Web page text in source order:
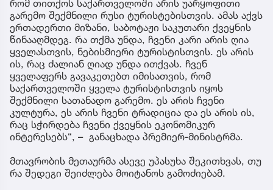
რომ თითქოს საქართველოში არის უარყოფითი
გარემო შექმნილი რუსი ტურისტებისთვის. ამას აქვს
ერთადერთი მიზანი, საბოტაჟი საკუთარი ქვეყნის
წინააღმდეგ. რა თქმა უნდა, ჩვენი კარი არის ღია
ყველასთვის, ნებისმიერი ტურისტისთვის. ეს არის
ის, რაც ძალიან ღიად უნდა ითქვას. ჩვენ
ყველაფერს გავაკეთებთ იმისათვის, რომ
საქართველოში ყველა ტურისტისთვის იყოს
შექმნილი სათანადო გარემო. ეს არის ჩვენი
კულტურა, ეს არის ჩვენი ტრადიცია და ეს არის ის,
რაც სჭირდება ჩვენი ქვეყნის ეკონომიკურ
ინტერესებს“, – განაცხადა პრემიერ-მინისტრმა.
მთავრობის მეთაურმა ასევე უპასუხა შეკითხვას, თუ
რა შედეგი შეიძლება მოიტანოს გამოძიებამ.